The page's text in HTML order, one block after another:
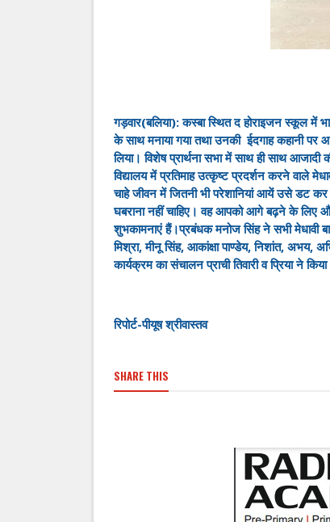
गड़वार(बलिया): कस्बा स्थित द होराइजन स्कूल में
के साथ मनाया गया तथा उनकी ईदगाह कहानी पर
लिया। विशेष प्रार्थना सभा में साथ ही साथ
विद्यालय में प्रतिमाह उत्कृष्ट प्रदर्शन करने वाले
चाहे जीवन में जितनी भी परेशानियां आयें उसे डट
घबराना नहीं चाहिए। वह आपको आगे बढ़ने के लिए
शुभकामनाएं हैं।प्रबंधक मनोज सिंह ने सभी मेधावी
मिश्रा, मीनू सिंह, आकांक्षा पाण्डेय, निशांत, अभय,
कार्यक्रम का संचालन प्राची तिवारी व प्रिया ने
रिपोर्ट-पीयूष श्रीवास्तव
SHARE THIS
Akhand